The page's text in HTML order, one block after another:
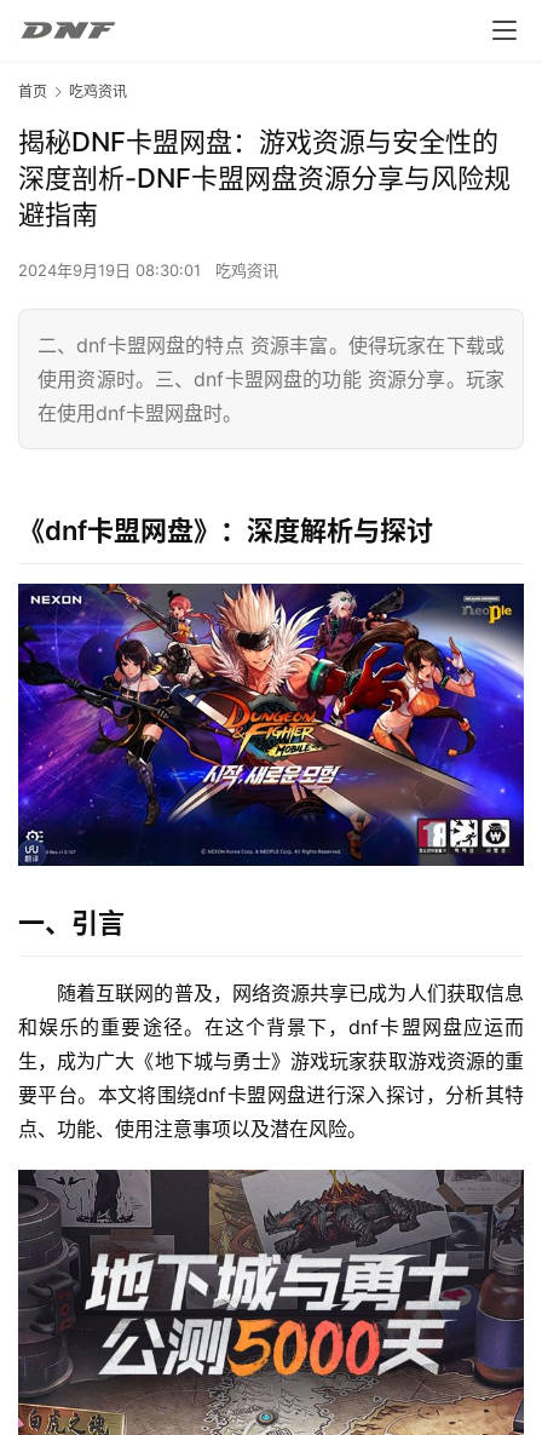
首页 吃鸡资讯
揭秘DNF卡盟网盘：游戏资源与安全性的
深度剖析-DNF卡盟网盘资源分享与风险规
避指南
2024年9月19日 08:30:01 吃鸡资讯
二、dnf卡盟网盘的特点 资源丰富。使得玩家在下载或
使用资源时。三、dnf卡盟网盘的功能 资源分享。玩家
在使用dnf卡盟网盘时。
《dnf卡盟网盘》：深度解析与探讨
一、引言
随着互联网的普及，网络资源共享已成为人们获取信息
和娱乐的重要途径。在这个背景下，dnf卡盟网盘应运而
生，成为广大《地下城与勇士》游戏玩家获取游戏资源的重
要平台。本文将围绕dnf卡盟网盘进行深入探讨，分析其特
点、功能、使用注意事项以及潜在风险。